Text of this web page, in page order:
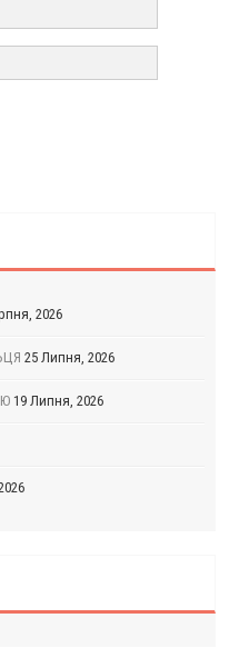
2026
25 Липня, 2026
19 Липня, 2026